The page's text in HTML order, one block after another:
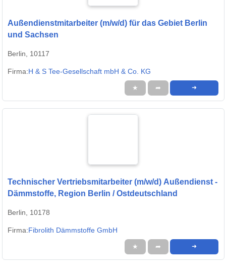
Außendienstmitarbeiter (m/w/d) für das Gebiet Berlin
und Sachsen
Berlin, 10117
Firma:H & S Tee-Gesellschaft mbH & Co. KG
★ ➦ ➜
Technischer Vertriebsmitarbeiter (m/w/d) Außendienst -
Dämmstoffe, Region Berlin / Ostdeutschland
Berlin, 10178
Firma:Fibrolith Dämmstoffe GmbH
★ ➦ ➜